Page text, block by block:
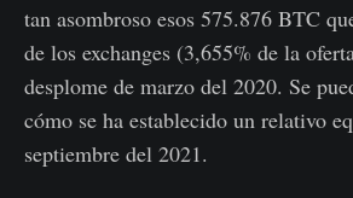
tan asombroso esos 575.876 BTC
de los exchanges (3,655% de la
desplome de marzo del 2020. Se
cómo se ha establecido un relativo
septiembre del 2021.